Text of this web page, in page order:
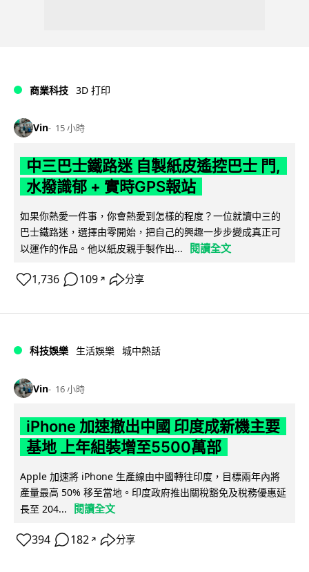
商業科技 3D 打印
Vin 15 小時
中三巴士鐵路迷 自製紙皮遙控巴士 門,
水撥識郁 + 實時GPS報站
如果你熱愛一件事，你會熱愛到怎樣的程度？一位就讀中三的
巴士鐵路迷，選擇由零開始，把自己的興趣一步步變成真正可
以運作的作品。他以紙皮親手製作出...
閱讀全文
1,736 109 ↗ 分享
科技娛樂 生活娛樂 城中熱話
Vin 16 小時
iPhone 加速撤出中國 印度成新機主要
基地 上年組裝增至5500萬部
Apple 加速將 iPhone 生產線由中國轉往印度，目標兩年內將
產量最高 50% 移至當地。印度政府推出關稅豁免及稅務優惠延
長至 204...
閱讀全文
394 182 ↗ 分享